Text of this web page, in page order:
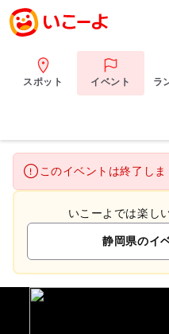
スポット イベント ラ
このイベントは終了しま
いこーよでは楽し
静岡県のイ